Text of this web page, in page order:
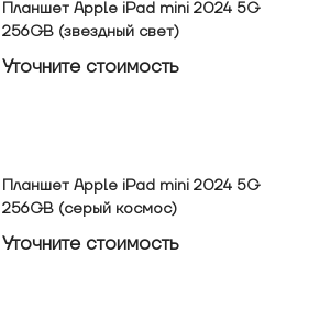
Планшет Apple iPad mini 2024 5G
256GB (звездный свет)
Уточнитe стоимость
Планшет Apple iPad mini 2024 5G
256GB (серый космос)
Уточнитe стоимость